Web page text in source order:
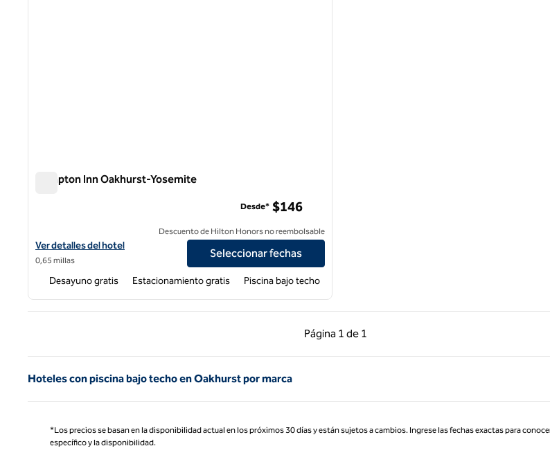
Hampton Inn Oakhurst-Yosemite
Ver detalles del hotel Hampton Inn Oakhurst-Yosemite
Ver detalles del hotel
0,65 millas
Desde* $146
Descuento de Hilton Honors no reembolsable
Seleccionar fechas
Desayuno gratis Estacionamiento gratis Piscina bajo techo
Página 1 de 1
Página anterior, 1 de 1
Página 1 de 1
Hoteles con piscina bajo techo en Oakhurst por marca
*Los precios se basan en la disponibilidad actual en los próximos 30 días y están sujetos a cambios. Ingrese las fechas exactas para
específico y la disponibilidad.